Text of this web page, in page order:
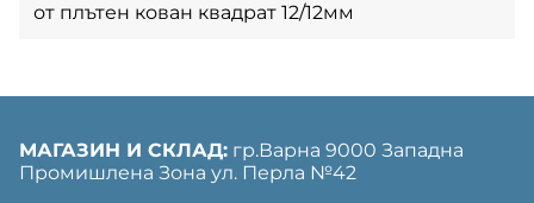
от плътен кован квадрат 12/12мм
МАГАЗИН И СКЛАД: гр.Варна 9000 Западна
Промишлена Зона ул. Перла №42